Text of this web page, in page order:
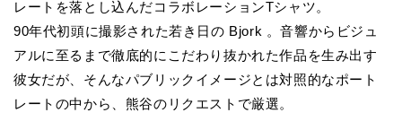
レートを落とし込んだコラボレーションTシャツ。
90年代初頭に撮影された若き日の Bjork 。音響からビジュ
アルに至るまで徹底的にこだわり抜かれた作品を生み出す
彼女だが、そんなパブリックイメージとは対照的なポート
レートの中から、熊谷のリクエストで厳選。